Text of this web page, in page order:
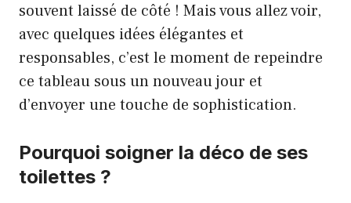
souvent laissé de côté ! Mais vous allez voir,
avec quelques idées élégantes et
responsables, c’est le moment de repeindre
ce tableau sous un nouveau jour et
d’envoyer une touche de sophistication.
Pourquoi soigner la déco de ses
toilettes ?